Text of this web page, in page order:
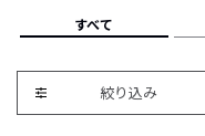
すべて
絞り込み